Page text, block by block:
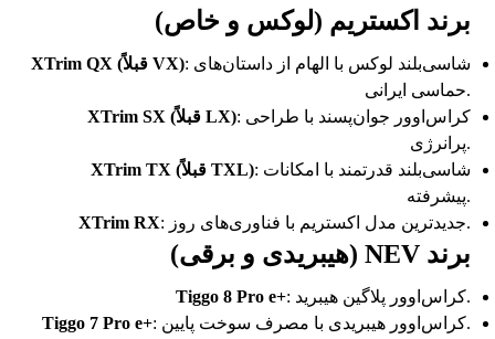
برند اکستریم (لوکس و خاص)
XTrim QX (قبلاً VX): شاسی‌بلند لوکس با الهام از داستان‌های
حماسی ایرانی.
XTrim SX (قبلاً LX): کراس‌اوور جوان‌پسند با طراحی
پرانرژی.
XTrim TX (قبلاً TXL): شاسی‌بلند قدرتمند با امکانات
پیشرفته.
XTrim RX
: جدیدترین مدل اکستریم با فناوری‌های روز.
برند NEV (هیبریدی و برقی)
Tiggo 8 Pro e+
: کراس‌اوور پلاگین هیبرید.
Tiggo 7 Pro e+
: کراس‌اوور هیبریدی با مصرف سوخت پایین.